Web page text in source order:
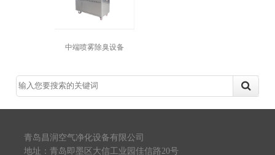
中端喷雾除臭设备
青岛昌润空气净化设备有限公司
地址：青岛即墨区大信工业园佳信路20号